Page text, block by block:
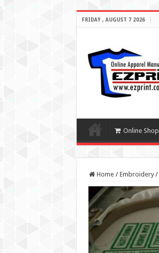
FRIDAY , AUGUST 7 2026
Online Shop
Home / Embroidery /